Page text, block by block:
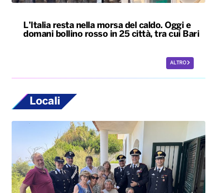
L’Italia resta nella morsa del caldo. Oggi e
domani bollino rosso in 25 città, tra cui Bari
ALTRO
Locali